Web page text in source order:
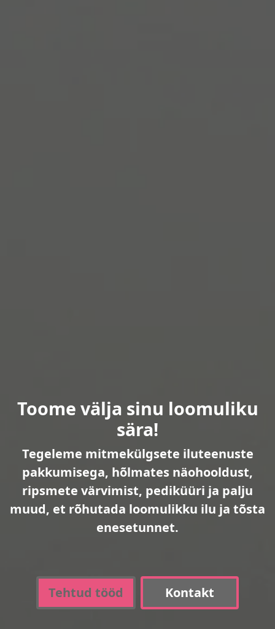
Toome välja sinu loomuliku
sära!
Tegeleme mitmekülgsete iluteenuste
pakkumisega, hõlmates näohooldust,
ripsmete värvimist, pediküüri ja palju
muud, et rõhutada loomulikku ilu ja tõsta
enesetunnet.
Tehtud tööd Kontakt